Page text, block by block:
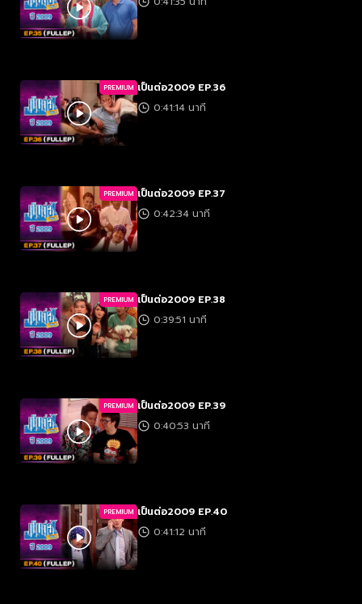
PREMIUM เป็นต่อ2009 EP.36
0:41:14 นาที
PREMIUM เป็นต่อ2009 EP.37
0:42:34 นาที
PREMIUM เป็นต่อ2009 EP.38
0:39:51 นาที
PREMIUM เป็นต่อ2009 EP.39
0:40:53 นาที
PREMIUM เป็นต่อ2009 EP.40
0:41:12 นาที